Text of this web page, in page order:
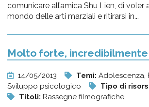
comunicare all’amica Shu Lien, di voler
mondo delle arti marziali e ritirarsi in...
Molto forte, incredibilmente
14/05/2013 Temi: Adolescenza,
Sviluppo psicologico
Tipo di
Titoli: Rassegne filmografiche